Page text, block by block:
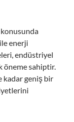
enerji
endüstriyel
öneme sahiptir.
kadar geniş bir